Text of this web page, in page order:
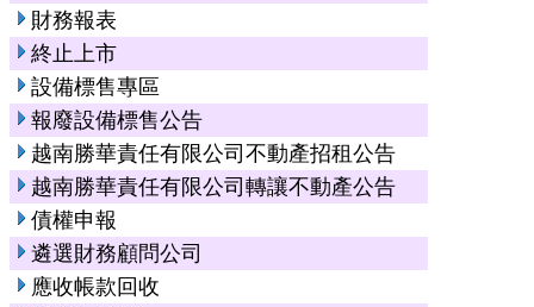
財務報表
終止上市
設備標售專區
報廢設備標售公告
越南勝華責任有限公司不動產招租公告
越南勝華責任有限公司轉讓不動產公告
債權申報
遴選財務顧問公司
應收帳款回收